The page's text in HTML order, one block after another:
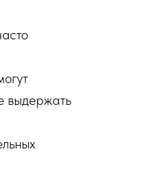
выдержать